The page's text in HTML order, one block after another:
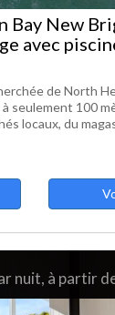
Bay New
avec
de North
seulement 100
locaux, du
nuit, à partir